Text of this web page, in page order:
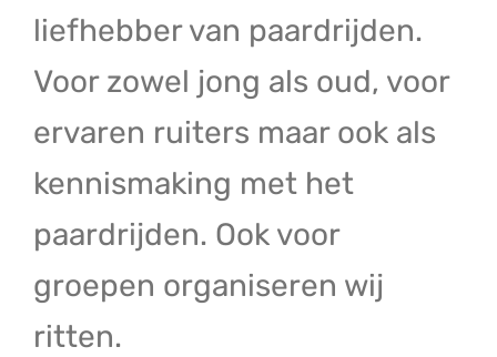
liefhebber van paardrijden.
Voor zowel jong als oud, voor
ervaren ruiters maar ook als
kennismaking met het
paardrijden. Ook voor
groepen organiseren wij
ritten.